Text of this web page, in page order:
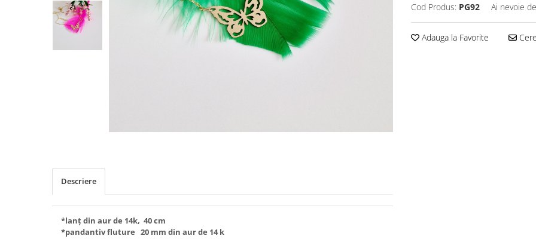
Cod Produs: PG92 Ai nevoie
Adauga la Favorite
Descriere
*lanț din aur de 14k, 40 cm
*pandantiv fluture 20 mm din aur de 14 k